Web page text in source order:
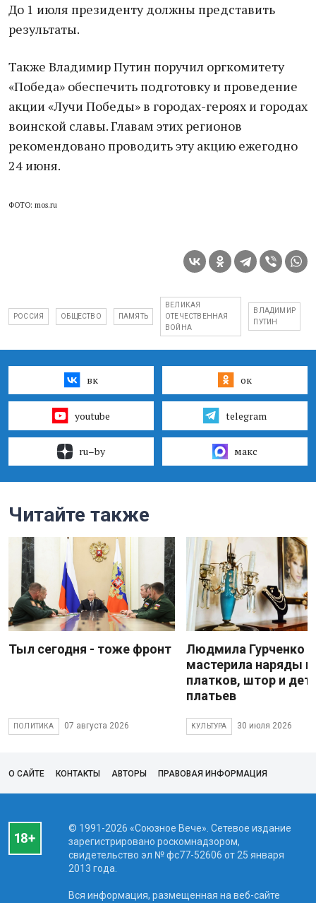
До 1 июля президенту должны представить
результаты.
Также Владимир Путин поручил оргкомитету
«Победа» обеспечить подготовку и проведение
акции «Лучи Победы» в городах-героях и городах
воинской славы. Главам этих регионов
рекомендовано проводить эту акцию ежегодно
24 июня.
ФОТО: mos.ru
РОССИЯ ОБЩЕСТВО ПАМЯТЬ
ВЕЛИКАЯ
ОТЕЧЕСТВЕННАЯ
ВОЙНА
ВЛАДИМИР
ПУТИН
вк ок
youtube telegram
ru–by макс
Читайте также
Тыл сегодня - тоже фронт
ПОЛИТИКА 07 августа 2026
Людмила Гурченко
мастерила наряды
платков, штор и
платьев
КУЛЬТУРА 30 июля 2026
О САЙТЕ КОНТАКТЫ АВТОРЫ ПРАВОВАЯ ИНФОРМАЦИЯ
© 1991-2026 «Союзное Вече». Сетевое издание
зарегистрировано роскомнадзором,
свидетельство эл № фc77-52606 от 25 января
2013 года.
Вся информация, размещенная на веб-сайте